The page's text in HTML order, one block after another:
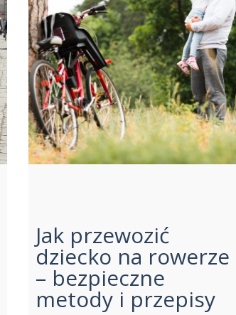
Jak przewozić
dziecko na rowerze
– bezpieczne
metody i przepisy